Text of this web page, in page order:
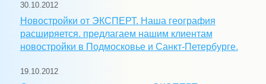
30.10.2012
Новостройки от ЭКСПЕРТ. Наша география
расширяется. предлагаем нашим клиентам
новостройки в Подмосковье и Санкт-Петербурге.
19.10.2012